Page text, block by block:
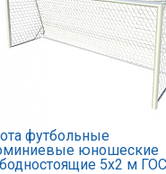
футбольные
юношеские
5х2 м